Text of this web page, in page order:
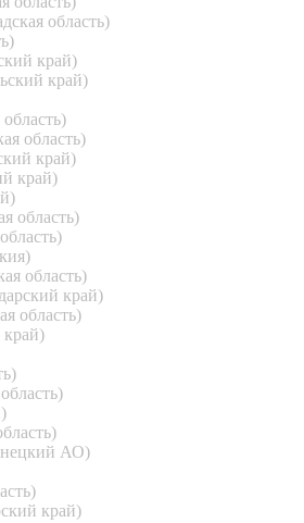
область)
край)
край)
область)
край)
край)
область)
область)
край)
область)
АО)
край)